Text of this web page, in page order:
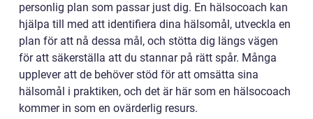
personlig plan som passar just dig. En hälsocoach kan
hjälpa till med att identifiera dina hälsomål, utveckla en
plan för att nå dessa mål, och stötta dig längs vägen
för att säkerställa att du stannar på rätt spår. Många
upplever att de behöver stöd för att omsätta sina
hälsomål i praktiken, och det är här som en hälsocoach
kommer in som en ovärderlig resurs.